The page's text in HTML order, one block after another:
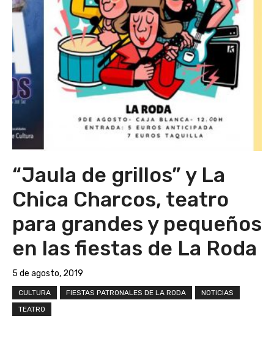
“Jaula de grillos” y La
Chica Charcos, teatro
para grandes y pequeños
en las fiestas de La Roda
5 de agosto, 2019
CULTURA FIESTAS PATRONALES DE LA RODA
NOTICIAS
TEATRO